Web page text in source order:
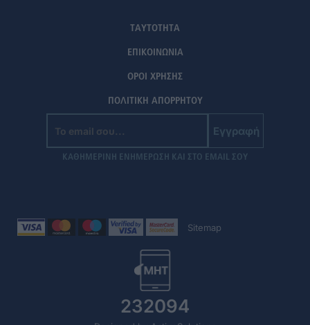
ΤΑΥΤΟΤΗΤΑ
ΕΠΙΚΟΙΝΩΝΙΑ
ΟΡΟΙ ΧΡΗΣΗΣ
ΠΟΛΙΤΙΚΗ ΑΠΟΡΡΗΤΟΥ
Εγγραφή
ΚΑΘΗΜΕΡΙΝΗ ΕΝΗΜΕΡΩΣΗ ΚΑΙ ΣΤΟ EMAIL ΣΟΥ
Sitemap
232094